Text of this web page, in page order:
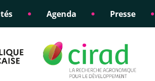
Agenda Presse
Éclairer les politiques
Appui à la
scientifique
Engagements éthiques
sociétale